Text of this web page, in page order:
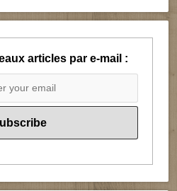
articles par e-mail :